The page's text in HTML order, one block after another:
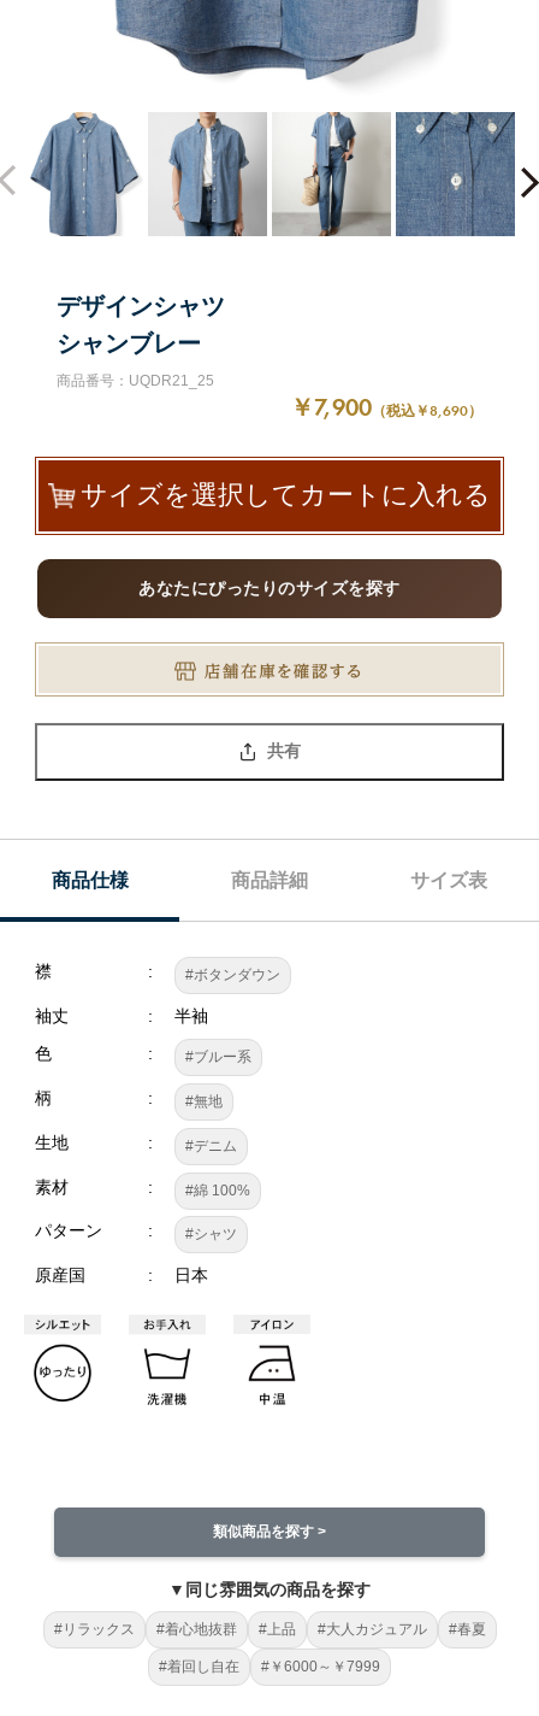
デザインシャツ
シャンブレー
商品番号：UQDR21_25
￥7,900 （税込￥8,690）
サイズを選択してカートに入れる
あなたにぴったりのサイズを探す
共有
商品仕様 商品詳細 サイズ表
襟 #ボタンダウン
袖丈
半袖
色
#ブルー系
柄 #無地
生地 #デニム
素材 #綿 100%
パターン #シャツ
原産国 日本
類似商品を探す >
▼同じ雰囲気の商品を探す
#リラックス #着心地抜群 #上品 #大人カジュアル #春夏
#着回し自在 #￥6000～￥7999